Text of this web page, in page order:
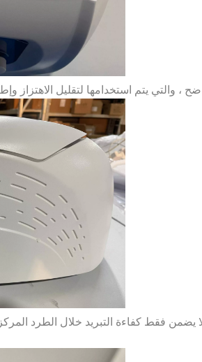
، والتي يتم استخدامها لتقليل الاهتزاز
فقط كفاءة التبريد خلال الطرد